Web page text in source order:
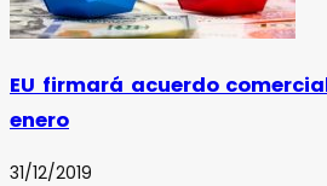
EU firmará acuerdo
enero
31/12/2019